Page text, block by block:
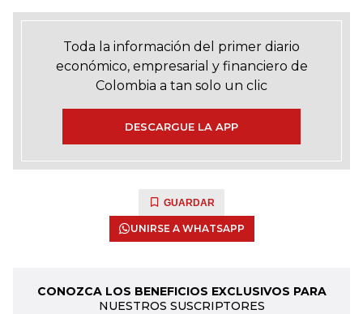
Toda la información del primer diario
económico, empresarial y financiero de
Colombia a tan solo un clic
DESCARGUE LA APP
GUARDAR
UNIRSE A WHATSAPP
CONOZCA LOS BENEFICIOS EXCLUSIVOS PARA
NUESTROS SUSCRIPTORES